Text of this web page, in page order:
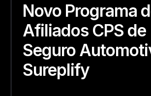
Novo Programa
Afiliados CPS de
Seguro
Sureplify